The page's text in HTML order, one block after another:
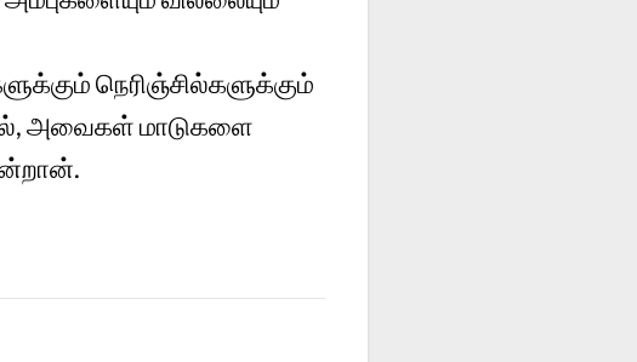
நெரிஞ்சில்களுக்கும்
அவைகள் மாடுகளை